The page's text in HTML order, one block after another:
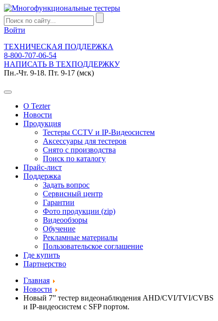
Войти
ТЕХНИЧЕСКАЯ ПОДДЕРЖКА
8-800-707-06-54
НАПИСАТЬ В ТЕХПОДДЕРЖКУ
Пн.-Чт. 9-18. Пт. 9-17 (мск)
О Tezter
Новости
Продукция
Тестеры CCTV и IP-Видеосистем
Аксессуары для тестеров
Снято с производства
Поиск по каталогу
Прайс-лист
Поддержка
Задать вопрос
Сервисный центр
Гарантии
Фото продукции (zip)
Видеообзоры
Обучение
Рекламные материалы
Пользовательское соглашение
Где купить
Партнерство
Главная
Новости
Новый 7” тестер видеонаблюдения AHD/CVI/TVI/CVBS
и IP-видеосистем с SFP портом.